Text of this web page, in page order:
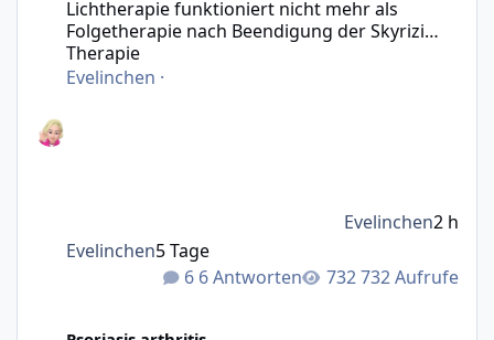
Lichtherapie funktioniert nicht mehr als
Folgetherapie nach Beendigung der Skyrizi
Therapie
Evelinchen ·
6 Antworten 732 Aufrufe
Evelinchen5 Tage
Evelinchen2 h